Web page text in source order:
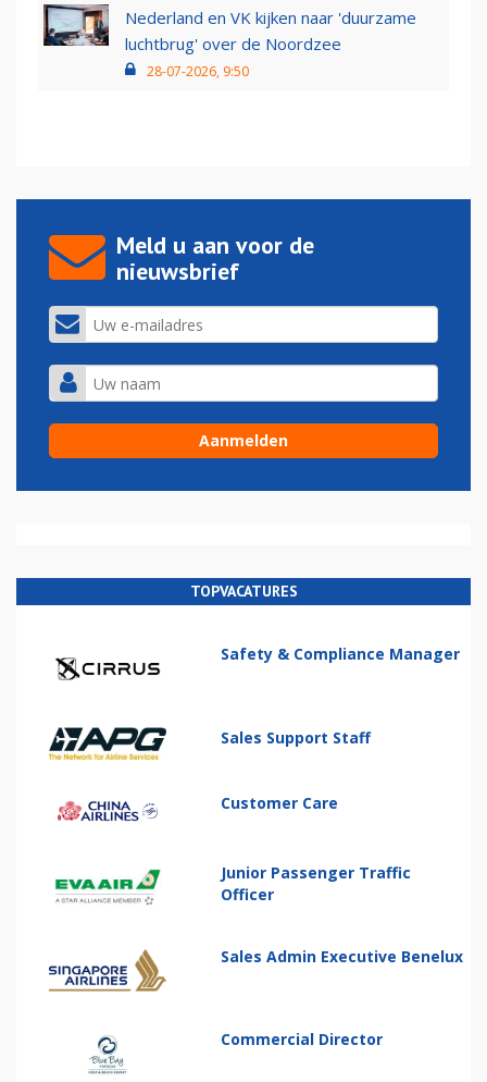
Nederland en VK kijken naar 'duurzame
luchtbrug' over de Noordzee
28-07-2026, 9:50
Meld u aan voor de
nieuwsbrief
TOPVACATURES
Safety & Compliance Manager
Sales Support Staff
Customer Care
Junior Passenger Traffic
Officer
Sales Admin Executive Benelux
Commercial Director